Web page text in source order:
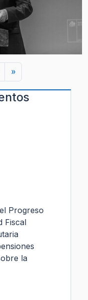
»
Progreso
Fiscal
la